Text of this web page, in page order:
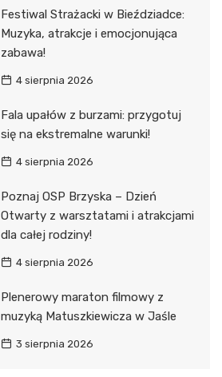
Festiwal Strażacki w Bieździadce:
Muzyka, atrakcje i emocjonująca
zabawa!
4 sierpnia 2026
Fala upałów z burzami: przygotuj
się na ekstremalne warunki!
4 sierpnia 2026
Poznaj OSP Brzyska – Dzień
Otwarty z warsztatami i atrakcjami
dla całej rodziny!
4 sierpnia 2026
Plenerowy maraton filmowy z
muzyką Matuszkiewicza w Jaśle
3 sierpnia 2026